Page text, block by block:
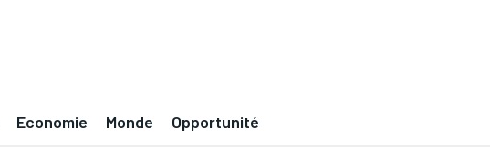
Economie Monde Opportunité